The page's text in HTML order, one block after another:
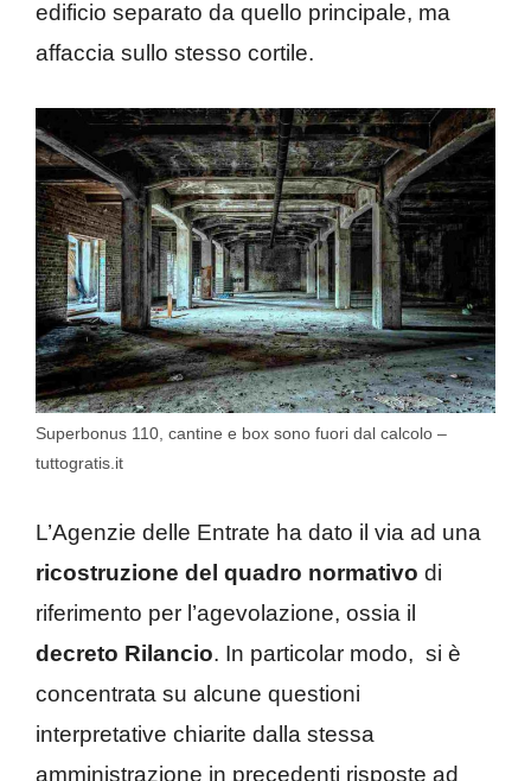
edificio separato da quello principale, ma
affaccia sullo stesso cortile.
Superbonus 110, cantine e box sono fuori dal calcolo –
tuttogratis.it
L’Agenzie delle Entrate ha dato il via ad una
ricostruzione del quadro normativo di
riferimento per l’agevolazione, ossia il
decreto Rilancio. In particolar modo, si è
concentrata su alcune questioni
interpretative chiarite dalla stessa
amministrazione in precedenti risposte ad